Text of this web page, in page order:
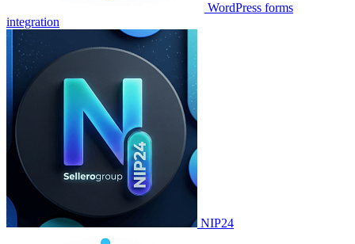
WordPress forms
integration
NIP24